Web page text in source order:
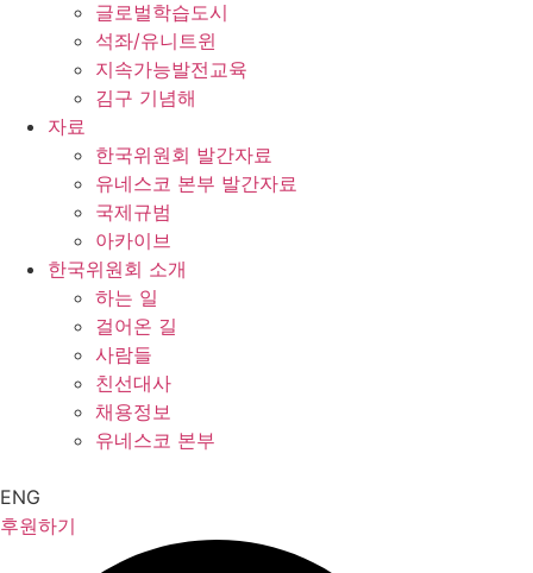
글로벌학습도시
석좌/유니트윈
지속가능발전교육
김구 기념해
자료
한국위원회 발간자료
유네스코 본부 발간자료
국제규범
아카이브
한국위원회 소개
하는 일
걸어온 길
사람들
친선대사
채용정보
유네스코 본부
ENG
후원하기